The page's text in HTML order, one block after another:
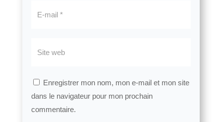
Enregistrer mon nom, mon e-mail et mon site
dans le navigateur pour mon prochain
commentaire.